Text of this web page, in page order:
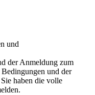
und
der Anmeldung zum
und der
haben die volle